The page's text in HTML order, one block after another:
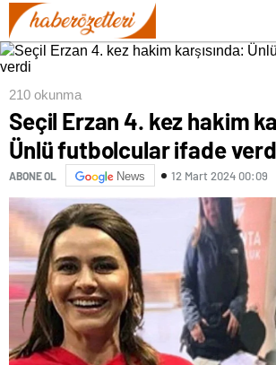
210 okunma
Seçil Erzan 4. kez hakim
Ünlü futbolcular ifade
ABONE OL News 12 Mart 2024 00:09